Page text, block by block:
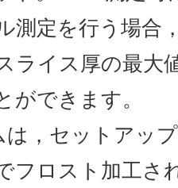
測定を行う場合
ライス厚の最大
ができます。
，セットアッ
フロスト加工さ